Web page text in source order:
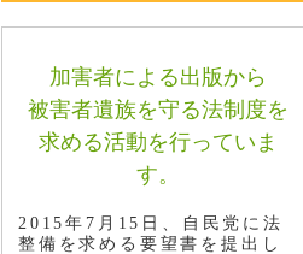
220・ブログ220 東京都で児童相談所
と警察とのリアルタイムでの情報共有
システムが来年度から運用されること
になりました
219・ブログ219 愛知県で児童相談所
と警察とのリアルタイムでの情報共有
なりました
加害者による出版から
被害者遺族を守る法制度を
求める活動を行っていま
す。
2015年7月15日、自民党に法
整備を求める要望書を提出し